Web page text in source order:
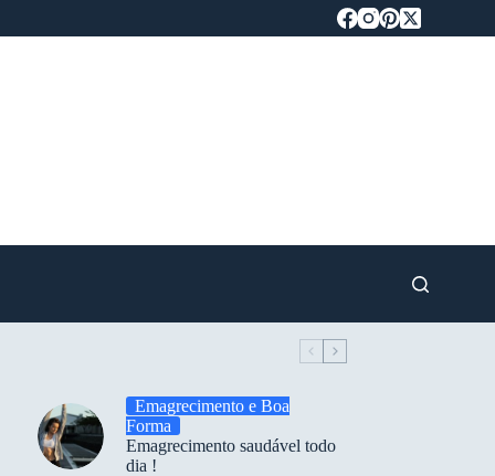
Emagrecimento e Boa
Forma
Emagrecimento saudável todo
dia !